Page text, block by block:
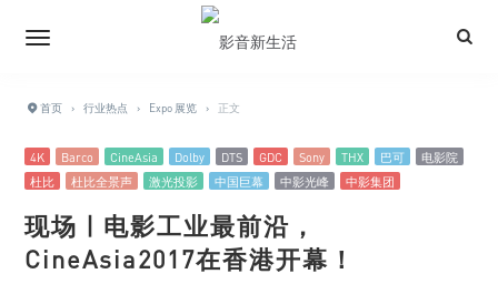
首页 › 行业热点 › Expo 展览 › 正文
4K Barco CineAsia Dolby DTS GDC Sony THX 巴可
电影院
杜比
杜比全景声 激光投影 中国巨幕 中影光峰 中影集团
现场 | 电影工业最前沿，
CineAsia2017在香港开幕！